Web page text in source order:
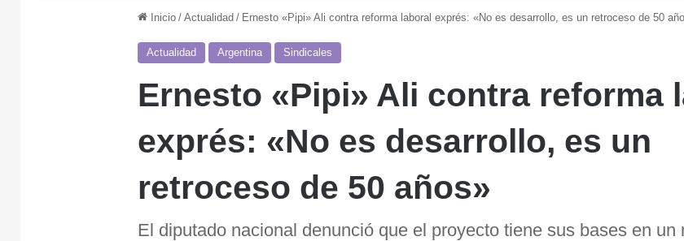
Inicio / Actualidad / Ernesto «Pipi» Ali contra reforma laboral exprés: «No es desarrollo, es un retroceso de 50
Actualidad Argentina Sindicales
Ernesto «Pipi» Ali contra reforma
exprés: «No es desarrollo, es un
retroceso de 50 años»
El diputado nacional denunció que el proyecto tiene sus bases en un